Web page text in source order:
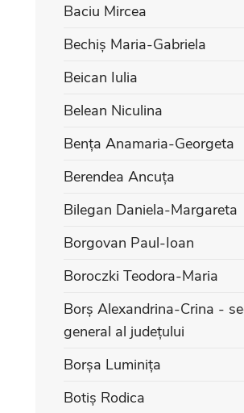
Baciu Mircea
Bechiș Maria-Gabriela
Beican Iulia
Belean Niculina
Bența Anamaria-Georgeta
Berendea Ancuța
Bilegan Daniela-Margareta
Borgovan Paul-Ioan
Boroczki Teodora-Maria
Borș Alexandrina-Crina -
general al județului
Borșa Luminița
Botiș Rodica